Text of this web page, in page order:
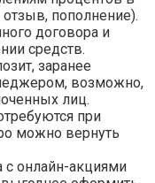
пополнение).
договора и
средств.
заранее
возможно,
лиц.
при
можно вернуть
онлайн-акциями